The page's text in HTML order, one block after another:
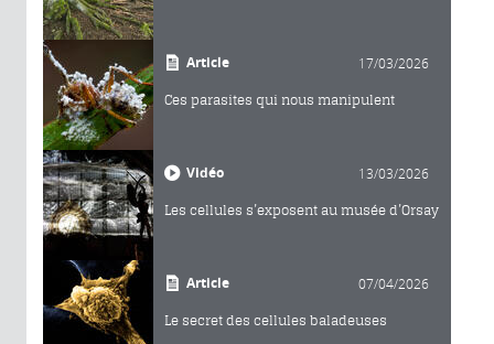
Article 17/03/2026
Ces parasites qui nous manipulent
Vidéo 13/03/2026
Les cellules s’exposent au musée d’Orsay
Article 07/04/2026
Le secret des cellules baladeuses